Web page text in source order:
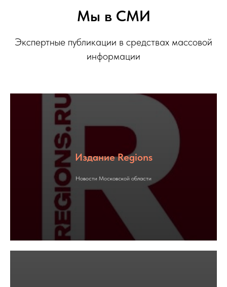
Мы в СМИ
Экспертные публикации в средствах массовой
информации
Издание Regions
Новости Московской области